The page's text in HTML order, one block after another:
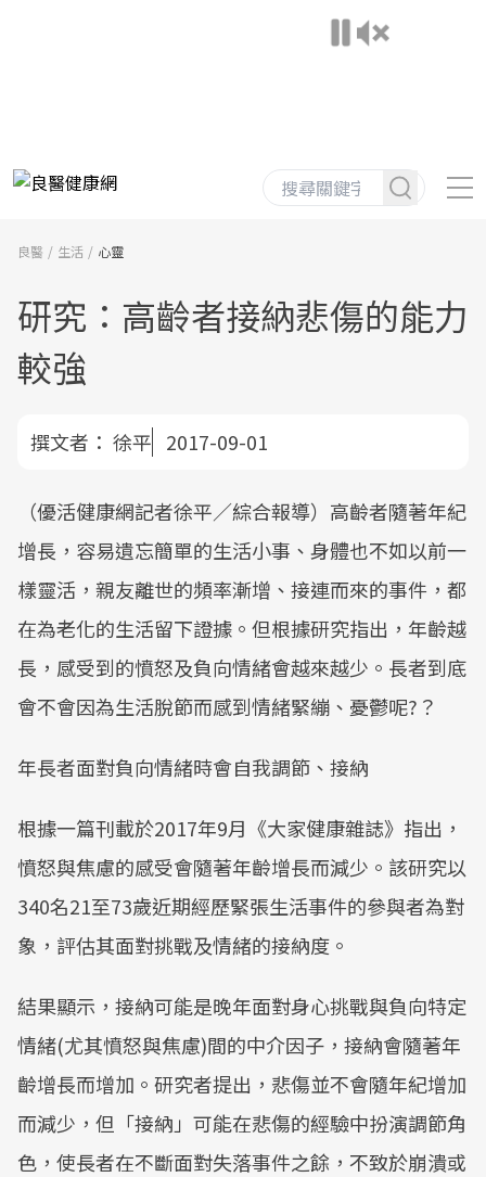
良醫 生活 心靈
研究：高齡者接納悲傷的能力
較強
撰文者： 徐平 2017-09-01
（優活健康網記者徐平／綜合報導）高齡者隨著年紀
增長，容易遺忘簡單的生活小事、身體也不如以前一
樣靈活，親友離世的頻率漸增、接連而來的事件，都
在為老化的生活留下證據。但根據研究指出，年齡越
長，感受到的憤怒及負向情緒會越來越少。長者到底
會不會因為生活脫節而感到情緒緊繃、憂鬱呢?？
年長者面對負向情緒時會自我調節、接納
根據一篇刊載於2017年9月《大家健康雜誌》指出，
憤怒與焦慮的感受會隨著年齡增長而減少。該研究以
340名21至73歲近期經歷緊張生活事件的參與者為對
象，評估其面對挑戰及情緒的接納度。
結果顯示，接納可能是晚年面對身心挑戰與負向特定
情緒(尤其憤怒與焦慮)間的中介因子，接納會隨著年
齡增長而增加。研究者提出，悲傷並不會隨年紀增加
而減少，但「接納」可能在悲傷的經驗中扮演調節角
色，使長者在不斷面對失落事件之餘，不致於崩潰或